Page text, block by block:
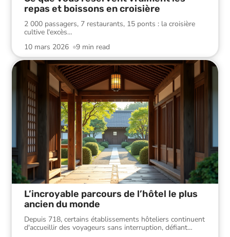
repas et boissons en croisière
2 000 passagers, 7 restaurants, 15 ponts : la croisière
cultive l'excès…
9 min read
10 mars 2026
L’incroyable parcours de l’hôtel le plus
ancien du monde
Depuis 718, certains établissements hôteliers continuent
d'accueillir des voyageurs sans interruption, défiant…